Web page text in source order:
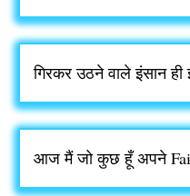
गिरकर उठने वाले इंसान
आज मैं जो कुछ हूँ अपने